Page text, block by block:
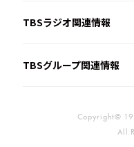
TBSラジオ関連情報
TBSグループ関連情報
Copyright©
All